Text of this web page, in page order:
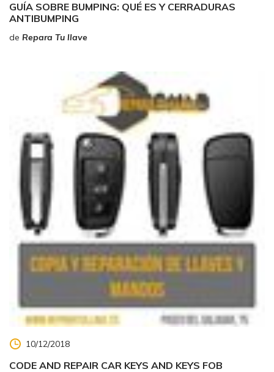
GUÍA SOBRE BUMPING: QUÉ ES Y CERRADURAS
ANTIBUMPING
de Repara Tu llave
10/12/2018
CODE AND REPAIR CAR KEYS AND KEYS FOB